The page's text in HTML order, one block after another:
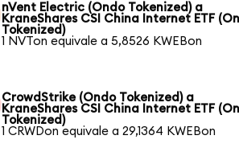
nVent Electric (Ondo Tokenized) a
KraneShares CSI China Internet ETF
Tokenized)
1 NVTon equivale a 5,8526 KWEBon
CrowdStrike (Ondo Tokenized) a
KraneShares CSI China Internet ETF
Tokenized)
1 CRWDon equivale a 29,1364 KWEBon